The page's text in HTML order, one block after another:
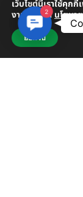
เว็บไซต์นี้เราใช้คุก
งานเว็บไซต์นโยบา
ยอมรับ
Contact
2